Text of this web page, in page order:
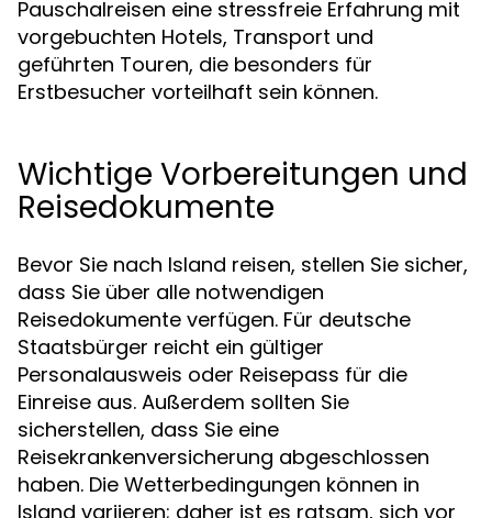
Pauschalreisen eine stressfreie Erfahrung mit
vorgebuchten Hotels, Transport und
geführten Touren, die besonders für
Erstbesucher vorteilhaft sein können.
Wichtige Vorbereitungen und
Reisedokumente
Bevor Sie nach Island reisen, stellen Sie sicher,
dass Sie über alle notwendigen
Reisedokumente verfügen. Für deutsche
Staatsbürger reicht ein gültiger
Personalausweis oder Reisepass für die
Einreise aus. Außerdem sollten Sie
sicherstellen, dass Sie eine
Reisekrankenversicherung abgeschlossen
haben. Die Wetterbedingungen können in
Island variieren; daher ist es ratsam, sich vor